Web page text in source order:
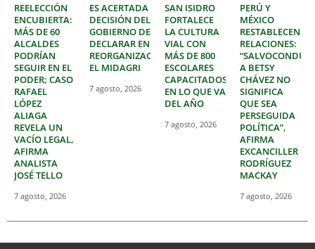
REELECCIÓN
ENCUBIERTA:
MÁS DE 60
ALCALDES
PODRÍAN
SEGUIR EN EL
PODER; CASO
RAFAEL
LÓPEZ
ALIAGA
REVELA UN
VACÍO LEGAL,
AFIRMA
ANALISTA
JOSÉ TELLO
7 agosto, 2026
ES ACERTADA
DECISIÓN DEL
GOBIERNO DE
DECLARAR EN
REORGANIZACIÓN
EL MIDAGRI
7 agosto, 2026
SAN ISIDRO
FORTALECE
LA CULTURA
VIAL CON
MÁS DE 800
ESCOLARES
CAPACITADOS
EN LO QUE VA
DEL AÑO
7 agosto, 2026
PERÚ Y
MÉXICO
RESTABLECEN
RELACIONES:
A BETSY
CHÁVEZ NO
SIGNIFICA
QUE SEA
PERSEGUIDA
POLÍTICA”,
AFIRMA
EXCANCILLER
RODRÍGUEZ
MACKAY
7 agosto, 2026